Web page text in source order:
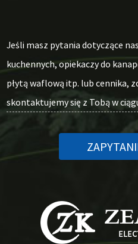
Jeśli masz pytania dotyczące
kuchennych, opiekaczy do
płytą waflową itp. lub cennika,
skontaktujemy się z Tobą w